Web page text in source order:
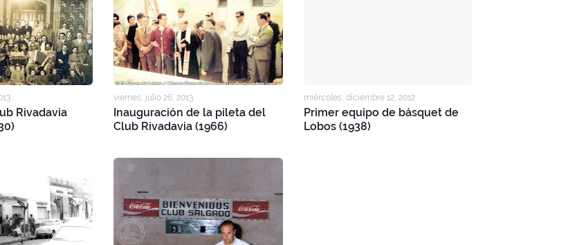
Rivadavia
viernes, julio 26, 2013
Inauguración de la pileta del
Club Rivadavia (1966)
miércoles, diciembre 12, 2012
Primer equipo de básquet de
Lobos (1938)